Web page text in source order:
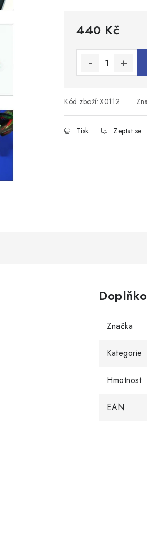
440 Kč
Kód zboží: X0112
Tisk Zeptat se
Značka
Kategorie
Hmotnost
EAN